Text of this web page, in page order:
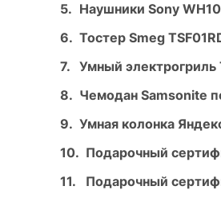
Наушники Sony
Тостер Smeg
Умный
Чемодан Samsonite
Умная колонка
Подарочный
Подарочный